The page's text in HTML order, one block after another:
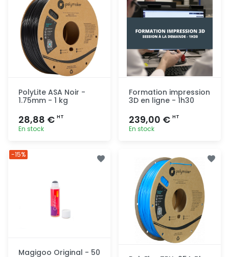
PolyLite ASA Noir -
1.75mm - 1 kg
28,88 € HT
En stock
Formation impression
3D en ligne - 1h30
239,00 € HT
En stock
rapide
Magigoo Original - 50
-15%